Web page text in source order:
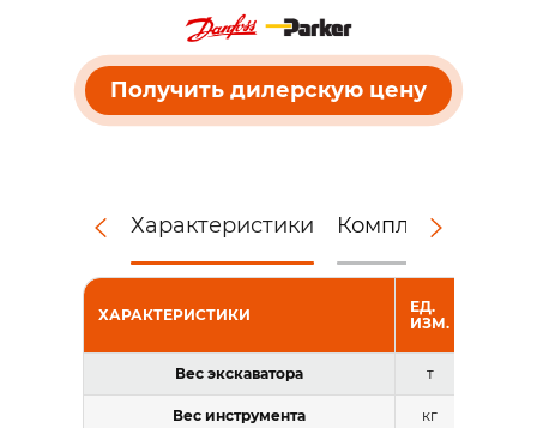
Получить дилерскую цену
Характеристики Комплектация
ХАРАКТЕРИСТИКИ
ЕД.
ИЗМ.
Вес экскаватора т
Вес инструмента кг